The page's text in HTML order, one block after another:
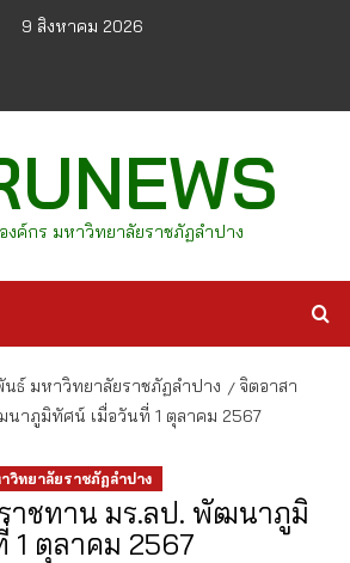
9 สิงหาคม 2026
งค์กร มหาวิทยาลัยราชภัฏลำปาง
ธ์ มหาวิทยาลัยราชภัฏลำปาง
จิตอาสา
าภูมิทัศน์ เมื่อวันที่ 1 ตุลาคม 2567
วิทยาลัยราชภัฏลำปาง
าชทาน มร.ลป. พัฒนาภูมิ
1 ตุลาคม 2567